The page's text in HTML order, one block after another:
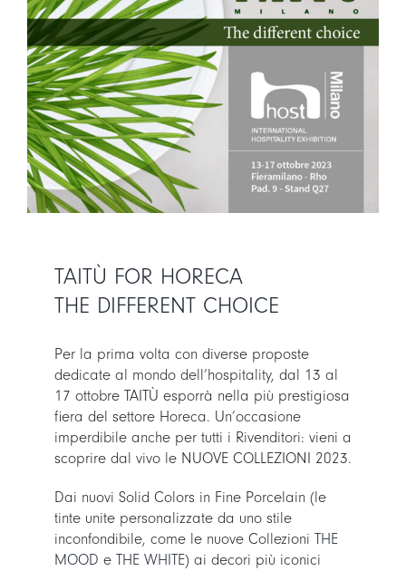
LOGIN
CARRELLO
EN
TAITÙ FOR HORECA
THE DIFFERENT CHOICE
Per la prima volta con diverse proposte
dedicate al mondo dell’hospitality, dal 13 al
17 ottobre TAITÙ esporrà nella più prestigiosa
fiera del settore Horeca. Un’occasione
imperdibile anche per tutti i Rivenditori: vieni a
scoprire dal vivo le NUOVE COLLEZIONI 2023.
Dai nuovi Solid Colors in Fine Porcelain (le
tinte unite personalizzate da uno stile
inconfondibile, come le nuove Collezioni THE
MOOD e THE WHITE) ai decori più iconici